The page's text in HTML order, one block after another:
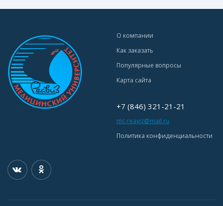
О компании
Как заказать
Популярные вопросы
Карта сайта
+7 (846) 321-21-21
mc-reaviz@mail.ru
Политика конфиденциальности